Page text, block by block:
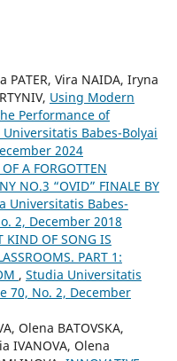
PATER, Vira NAIDA, Iryna
Using Modern
Performance of
Babes-Bolyai
2024
A FORGOTTEN
NO.3 “OVID” FINALE BY
Universitatis Babes-
2, December 2018
KIND OF SONG IS
PART 1:
, Studia Universitatis
70, No. 2, December
Olena BATOVSKA,
IVANOVA, Olena